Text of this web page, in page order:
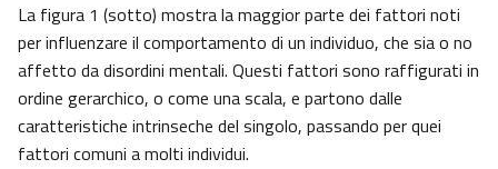
La figura 1 (sotto) mostra la maggior parte dei fattori noti
per influenzare il comportamento di un individuo, che sia o no
affetto da disordini mentali. Questi fattori sono raffigurati in
ordine gerarchico, o come una scala, e partono dalle
caratteristiche intrinseche del singolo, passando per quei
fattori comuni a molti individui.